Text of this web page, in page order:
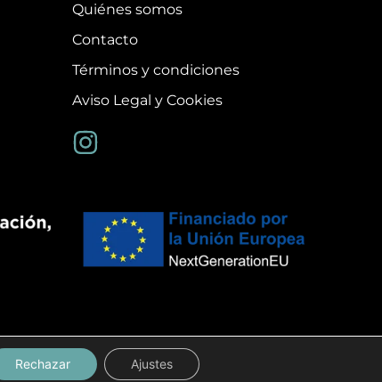
Quiénes somos
Contacto
Términos y condiciones
Aviso Legal y Cookies
Rechazar Ajustes